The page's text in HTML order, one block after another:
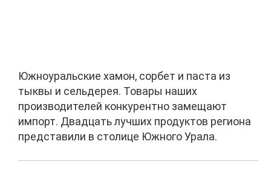
Южноуральские хамон, сорбет и паста из
тыквы и сельдерея. Товары наших
производителей конкурентно замещают
импорт. Двадцать лучших продуктов региона
представили в столице Южного Урала.